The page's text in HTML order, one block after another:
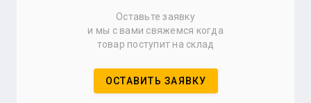
Оставьте заявку
и мы с вами свяжемся когда
товар поступит на склад
ОСТАВИТЬ ЗАЯВКУ